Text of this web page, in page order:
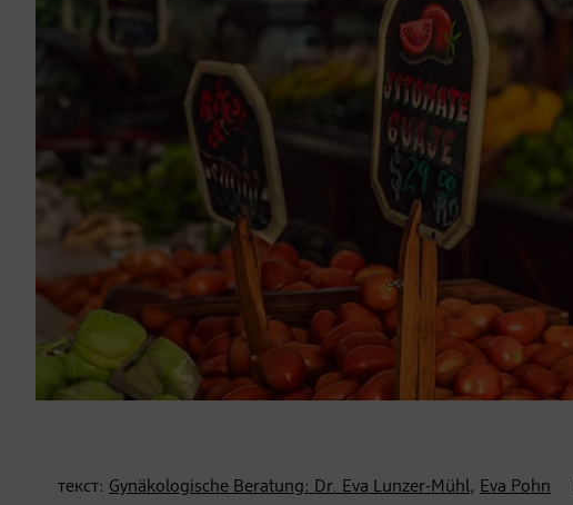
текст: Gynäkologische Beratung: Dr. Eva Lunzer-Mühl, Eva Pohn